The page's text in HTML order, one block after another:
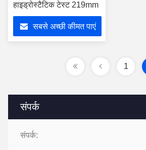
संपर्क
संपर्क:
हाइड्रोस्टैटिक टेस्ट 219mm
सबसे अच्छी कीमत पाएं
1